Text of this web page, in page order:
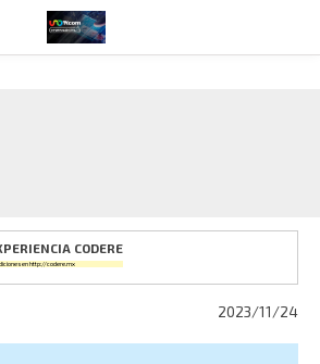
CODERE
enhttp://codere.mx
2023/11/24